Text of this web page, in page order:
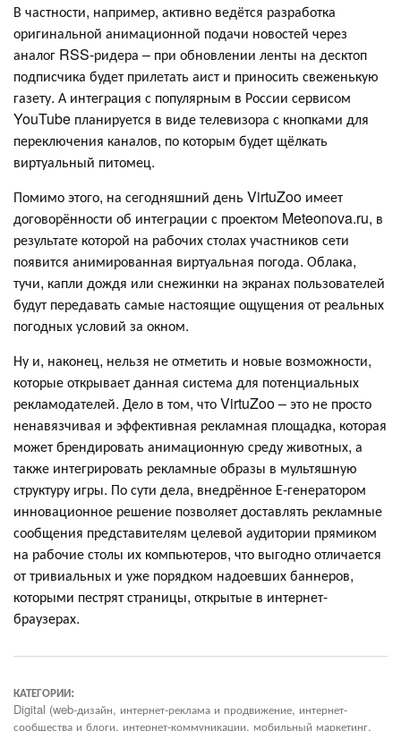
В частности, например, активно ведётся разработка
оригинальной анимационной подачи новостей через
аналог RSS-ридера – при обновлении ленты на десктоп
подписчика будет прилетать аист и приносить свеженькую
газету. А интеграция с популярным в России сервисом
YouTube планируется в виде телевизора с кнопками для
переключения каналов, по которым будет щёлкать
виртуальный питомец.
Помимо этого, на сегодняшний день VirtuZoo имеет
договорённости об интеграции с проектом Meteonova.ru, в
результате которой на рабочих столах участников сети
появится анимированная виртуальная погода. Облака,
тучи, капли дождя или снежинки на экранах пользователей
будут передавать самые настоящие ощущения от реальных
погодных условий за окном.
Ну и, наконец, нельзя не отметить и новые возможности,
которые открывает данная система для потенциальных
рекламодателей. Дело в том, что VirtuZoo – это не просто
ненавязчивая и эффективная рекламная площадка, которая
может брендировать анимационную среду животных, а
также интегрировать рекламные образы в мультяшную
структуру игры. По сути дела, внедрённое Е-генератором
инновационное решение позволяет доставлять рекламные
сообщения представителям целевой аудитории прямиком
на рабочие столы их компьютеров, что выгодно отличается
от тривиальных и уже порядком надоевших баннеров,
которыми пестрят страницы, открытые в интернет-
браузерах.
КАТЕГОРИИ:
Digital (web-дизайн, интернет-реклама и продвижение, интернет-
сообщества и блоги, интернет-коммуникации, мобильный маркетинг,